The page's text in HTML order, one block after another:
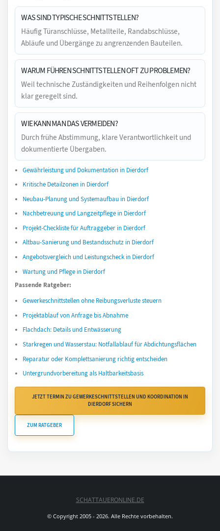
WAS SIND TYPISCHE SCHNITTSTELLEN?
Häufig Türanschlüsse, Metallteile, Randabschlüsse,
Abläufe und Übergänge zu angrenzenden Bauteilen.
WARUM FÜHREN SCHNITTSTELLEN OFT ZU PROBLEMEN?
Weil technische Zuständigkeiten und Reihenfolgen nicht
klar geregelt sind.
WIE KANN MAN DAS VERMEIDEN?
Durch frühe Abstimmung, klare Verantwortlichkeit und
dokumentierte Übergaben.
Gewährleistung und Dokumentation in Dierdorf
Kritische Detailzonen in Dierdorf
Neubau-Planung und Systemaufbau in Dierdorf
Nachbetreuung und Langzeitpflege in Dierdorf
Projekt-Checkliste für Auftraggeber in Dierdorf
Altbau-Sanierung und Bestandsschutz in Dierdorf
Angebotsvergleich und Leistungscheck in Dierdorf
Wartung und Pflege in Dierdorf
Passende Ratgeber:
Gewerkeschnittstellen ohne Reibungsverluste steuern
Projektablauf von Anfrage bis Abnahme
Flachdach: Details und Entwässerung
Starkregen und Wasserstau: Notfallablauf für Abdichtungsflächen
Reparatur oder Komplettsanierung richtig entscheiden
Untergrundvorbereitung als Haltbarkeitsbasis
JETZT TERMIN ZU GEWERKESCHNITTSTELLEN UND KOORDINATION IN
DIERDORF SICHERN
ZUM RATGEBER
SCHATTAUERONLINE.DE
© Copyright 2005 - 2026. Alle Rechte vorbehalten.